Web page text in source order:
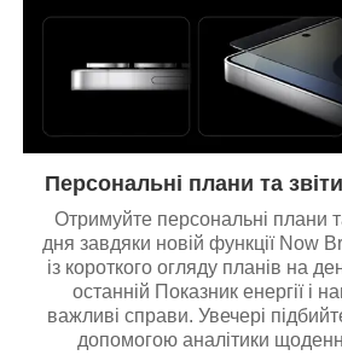
Персональні плани та
Отримуйте персональні плани
дня завдяки новій функції Now
із короткого огляду планів на
останній Показник енергії і
важливі справи. Увечері
допомогою аналітики